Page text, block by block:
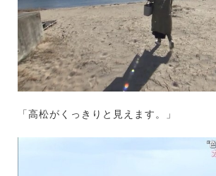
「高松がくっきりと見えます。」